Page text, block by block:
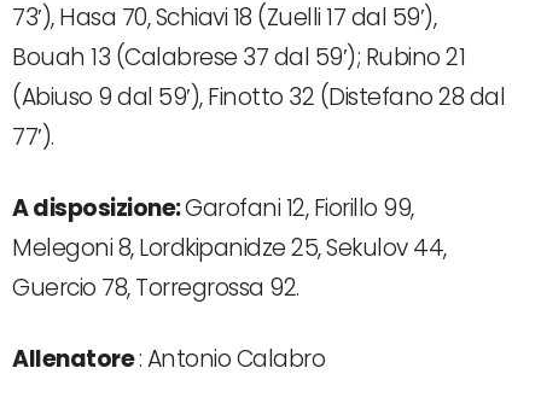
73′), Hasa 70, Schiavi 18 (Zuelli 17 dal 59′),
Bouah 13 (Calabrese 37 dal 59′); Rubino 21
(Abiuso 9 dal 59′), Finotto 32 (Distefano 28 dal
77′).
A disposizione:Garofani 12, Fiorillo 99,
Melegoni 8, Lordkipanidze 25, Sekulov 44,
Guercio 78, Torregrossa 92.
Allenatore: Antonio Calabro